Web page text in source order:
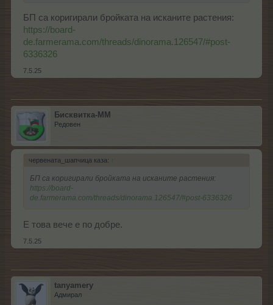
БП са коригирали бройката на исканите растения:
https://board-
de.farmerama.com/threads/dinorama.126547/#post-
6336326
7.5.25
Бисквитка-ММ
Редовен
червената_шапчица каза: ↑
БП са коригирали бройката на исканите растения:
https://board-
de.farmerama.com/threads/dinorama.126547/#post-6336326
Е това вече е по добре.
7.5.25
tanyamery
Адмирал